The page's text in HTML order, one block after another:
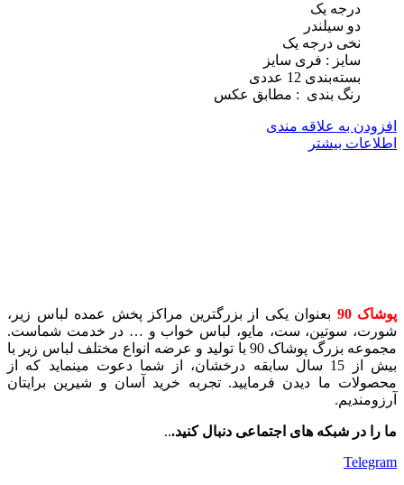
درجه یک
دو سیلندر
نخی درجه یک
سایز : فری سایز
بسته‌بندی 12 عددی
رنگ بندی : مطابق عکس
افزودن به علاقه مندی
اطلاعات بیشتر
پوشاک 90
بعنوان یکی از بزرگترین مراکز پخش عمده لباس زیر،
شورت، سوتین، ست، مایو، لباس خواب و … در خدمت شماست.
مجموعه بزرگ پوشاک 90 با تولید و عرضه انواع مختلف لباس زیر با
بیش از 15 سال سابقه درخشان، از شما دعوت مینماید که از
محصولات ما دیدن فرمایید. تجربه خرید آسان و شیرین برایتان
آرزومندیم.
ما را در شبکه های اجتماعی دنبال کنید...
Telegram